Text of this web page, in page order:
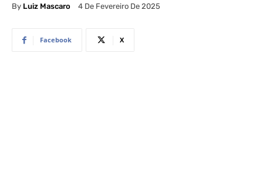
By Luiz Mascaro 4 De Fevereiro De 2025
Facebook X